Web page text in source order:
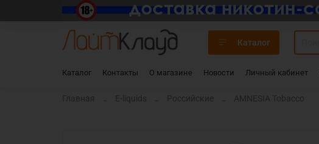
Каталог
Каталог Контакты О магазине Новости Личный кабинет